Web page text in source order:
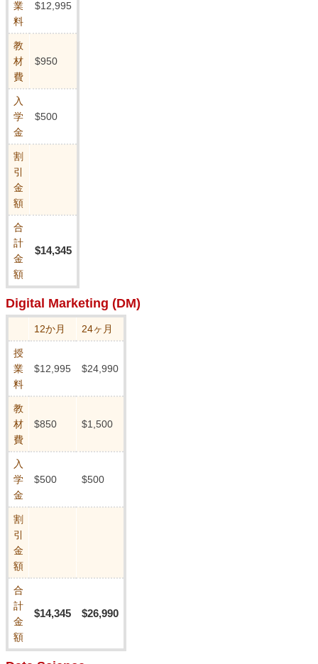
業
料
$12,995
教
材
費
$950
入
学
金
$500
割
引
金
額
合
計
金
額
$14,345
Digital Marketing (DM)
12か月 24ヶ月
授
業
料
$12,995 $24,990
教
材
費
$850 $1,500
入
学
金
$500 $500
割
引
金
額
合
計
金
額
$14,345 $26,990